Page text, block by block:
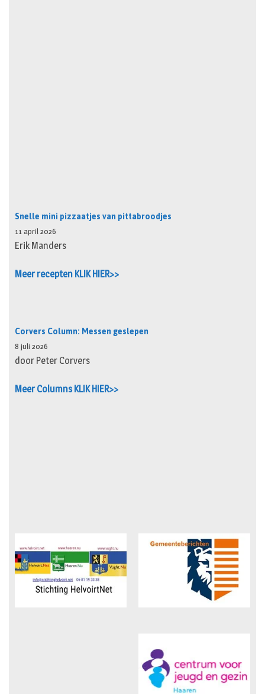
Snelle mini pizzaatjes van pittabroodjes
11 april 2026
Erik Manders
Meer recepten KLIK HIER>>
Corvers Column: Messen geslepen
8 juli 2026
door Peter Corvers
Meer Columns KLIK HIER>>